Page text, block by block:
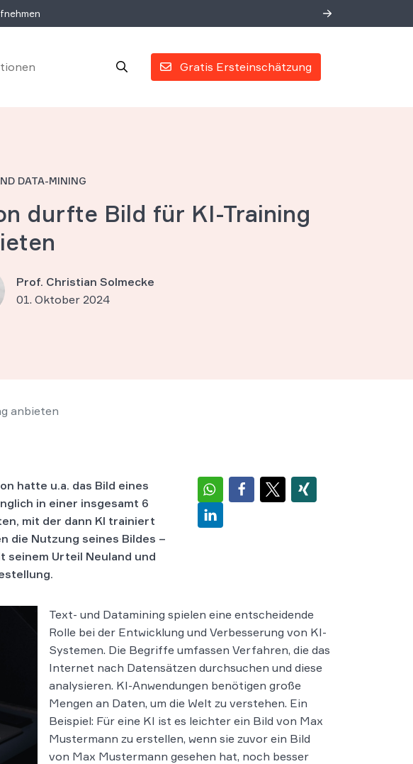
Gratis Ersteinschätzung
DATA-MINING
durfte Bild für KI-Training
Prof. Christian Solmecke
01. Oktober 2024
anbieten
hatte u.a. das Bild eines
in einer insgesamt 6
mit der dann KI trainiert
die Nutzung seines Bildes –
seinem Urteil Neuland und
Text- und Datamining spielen eine entscheidende
Rolle bei der Entwicklung und Verbesserung von KI-
Systemen. Die Begriffe umfassen Verfahren, die das
Internet nach Datensätzen durchsuchen und diese
analysieren. KI-Anwendungen benötigen große
Mengen an Daten, um die Welt zu verstehen. Ein
Beispiel: Für eine KI ist es leichter ein Bild von Max
Mustermann zu erstellen, wenn sie zuvor ein Bild
von Max Mustermann gesehen hat, noch besser